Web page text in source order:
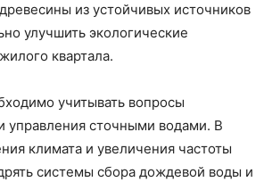
из устойчивых источников
улучшить экологические
квартала.
учитывать вопросы
управления сточными водами. В
климата и увеличения частоты
системы сбора дождевой воды и